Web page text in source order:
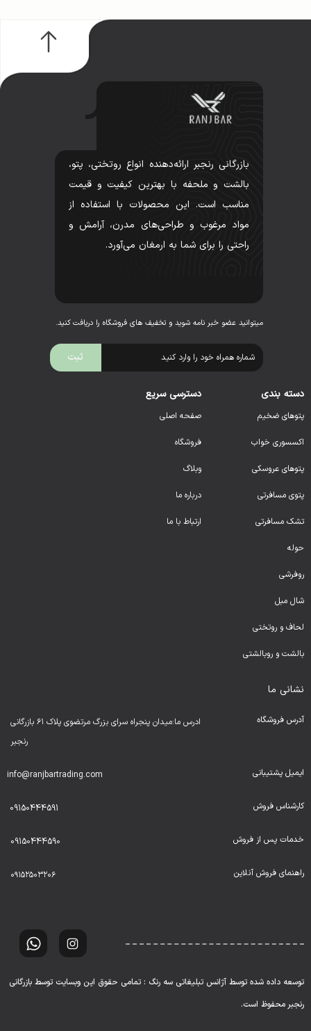
بازرگانی رنجبر ارائه‌دهنده انواع روتختی، پتو،
بالشت و ملحفه با بهترین کیفیت و قیمت
مناسب است. این محصولات با استفاده از
مواد مرغوب و طراحی‌های مدرن، آرامش و
راحتی را برای شما به ارمغان می‌آورد.
میتوانید عضو خبر نامه شوید و تخفیف های فروشگاه را دریافت کنید.
دسته بندی
پتوهای ضخیم
اکسسوری خواب
پتوهای عروسکی
پتوی مسافرتی
تشک مسافرتی
حوله
روفرشی
شال مبل
لحاف و روتختی
بالشت و روبالشتی
دسترسی سریع
صفحه اصلی
فروشگاه
وبلاگ
درباره ما
ارتباط با ما
نشانی ما
آدرس فروشگاه
ادرس ما:میدان پنجراه سرای بزرگ مرتضوی پلاک ۶۱ بازرگانی
رنجبر
ایمیل پشتیبانی info@ranjbartrading.com
کارشناس فروش 09150444591
خدمات پس از فروش 09150444590
راهنمای فروش آنلاین ۰۹۱۵۲۵۰۳۲۰۶
توسعه داده شده توسط آژانس تبلیغاتی سه رنگ : تمامی حقوق این وبسایت توسط بازرگانی
رنجبر محفوظ است.